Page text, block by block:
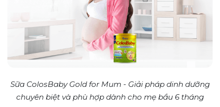
Sữa ColosBaby Gold for Mum - Giải pháp dinh dưỡng
chuyên biệt và phù hợp dành cho mẹ bầu 6 tháng